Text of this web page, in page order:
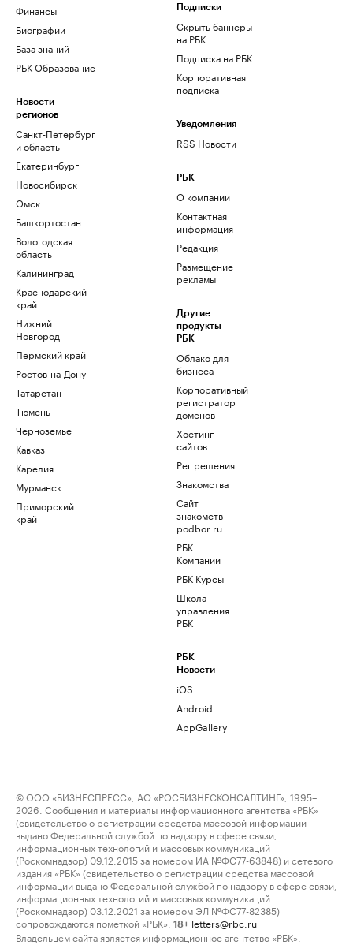
Финансы
Биографии
База знаний
РБК Образование
Новости
регионов
Санкт-Петербург
и область
Екатеринбург
Новосибирск
Омск
Башкортостан
Вологодская
область
Калининград
Краснодарский
край
Нижний
Новгород
Пермский край
Ростов-на-Дону
Татарстан
Тюмень
Черноземье
Кавказ
Карелия
Мурманск
Приморский
край
Подписки
Скрыть баннеры
на РБК
Подписка на РБК
Корпоративная
подписка
Уведомления
RSS Новости
РБК
О компании
Контактная
информация
Редакция
Размещение
рекламы
Другие
продукты
РБК
Облако для
бизнеса
Корпоративный
регистратор
доменов
Хостинг
сайтов
Рег.решения
Знакомства
Сайт
знакомств
podbor.ru
РБК
Компании
РБК Курсы
Школа
управления
РБК
РБК
Новости
iOS
Android
AppGallery
© ООО «БИЗНЕСПРЕСС», АО «РОСБИЗНЕСКОНСАЛТИНГ», 1995–
2026. Сообщения и материалы информационного агентства «РБК»
(свидетельство о регистрации средства массовой информации
выдано Федеральной службой по надзору в сфере связи,
информационных технологий и массовых коммуникаций
(Роскомнадзор) 09.12.2015 за номером ИА №ФС77-63848) и сетевого
издания «РБК» (свидетельство о регистрации средства массовой
информации выдано Федеральной службой по надзору в сфере связи,
информационных технологий и массовых коммуникаций
(Роскомнадзор) 03.12.2021 за номером ЭЛ №ФС77-82385)
сопровождаются пометкой «РБК».
18+ letters@rbc.ru
Владельцем сайта является информационное агентство «РБК».